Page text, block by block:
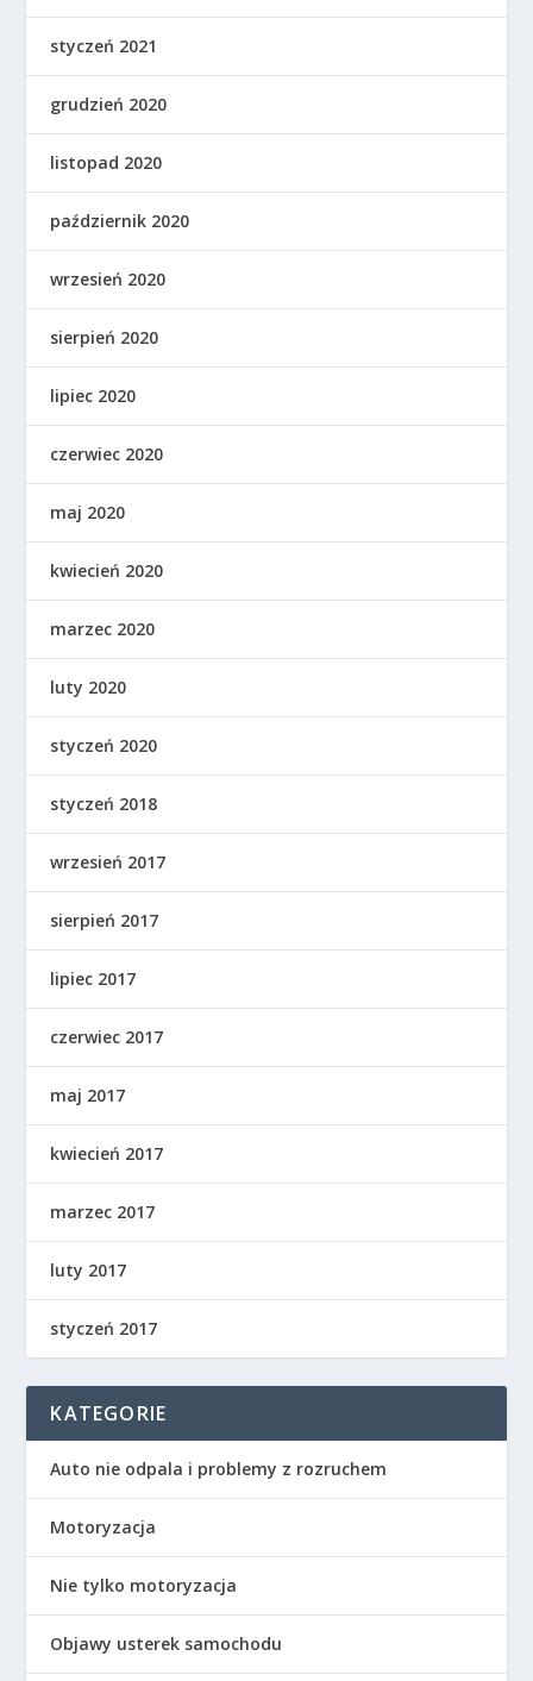
styczeń 2021
grudzień 2020
listopad 2020
październik 2020
wrzesień 2020
sierpień 2020
lipiec 2020
czerwiec 2020
maj 2020
kwiecień 2020
marzec 2020
luty 2020
styczeń 2020
styczeń 2018
wrzesień 2017
sierpień 2017
lipiec 2017
czerwiec 2017
maj 2017
kwiecień 2017
marzec 2017
luty 2017
styczeń 2017
KATEGORIE
Auto nie odpala i problemy z rozruchem
Motoryzacja
Nie tylko motoryzacja
Objawy usterek samochodu